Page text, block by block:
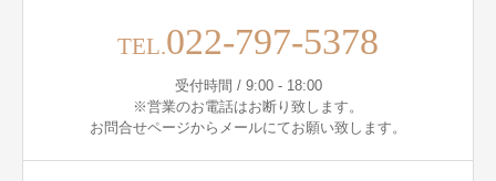
TEL.022-797-5378
受付時間 / 9:00 - 18:00
※営業のお電話はお断り致します。
お問合せページからメールにてお願い致します。